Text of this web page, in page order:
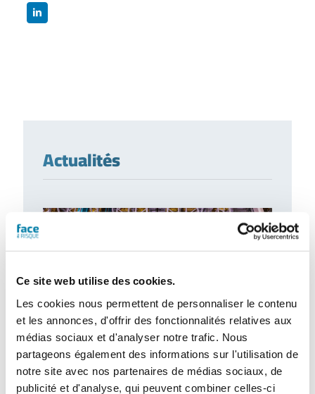
Ce site web utilise des cookies.
Les cookies nous permettent de personnaliser le contenu
et les annonces, d'offrir des fonctionnalités relatives aux
médias sociaux et d'analyser notre trafic. Nous
partageons également des informations sur l'utilisation de
notre site avec nos partenaires de médias sociaux, de
publicité et d'analyse, qui peuvent combiner celles-ci
Actualités
L’extinction automatique par sprinkleur à